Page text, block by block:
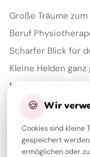
🍪 Wir
Cookies sind kleine
gespeichert
ermöglichen oder